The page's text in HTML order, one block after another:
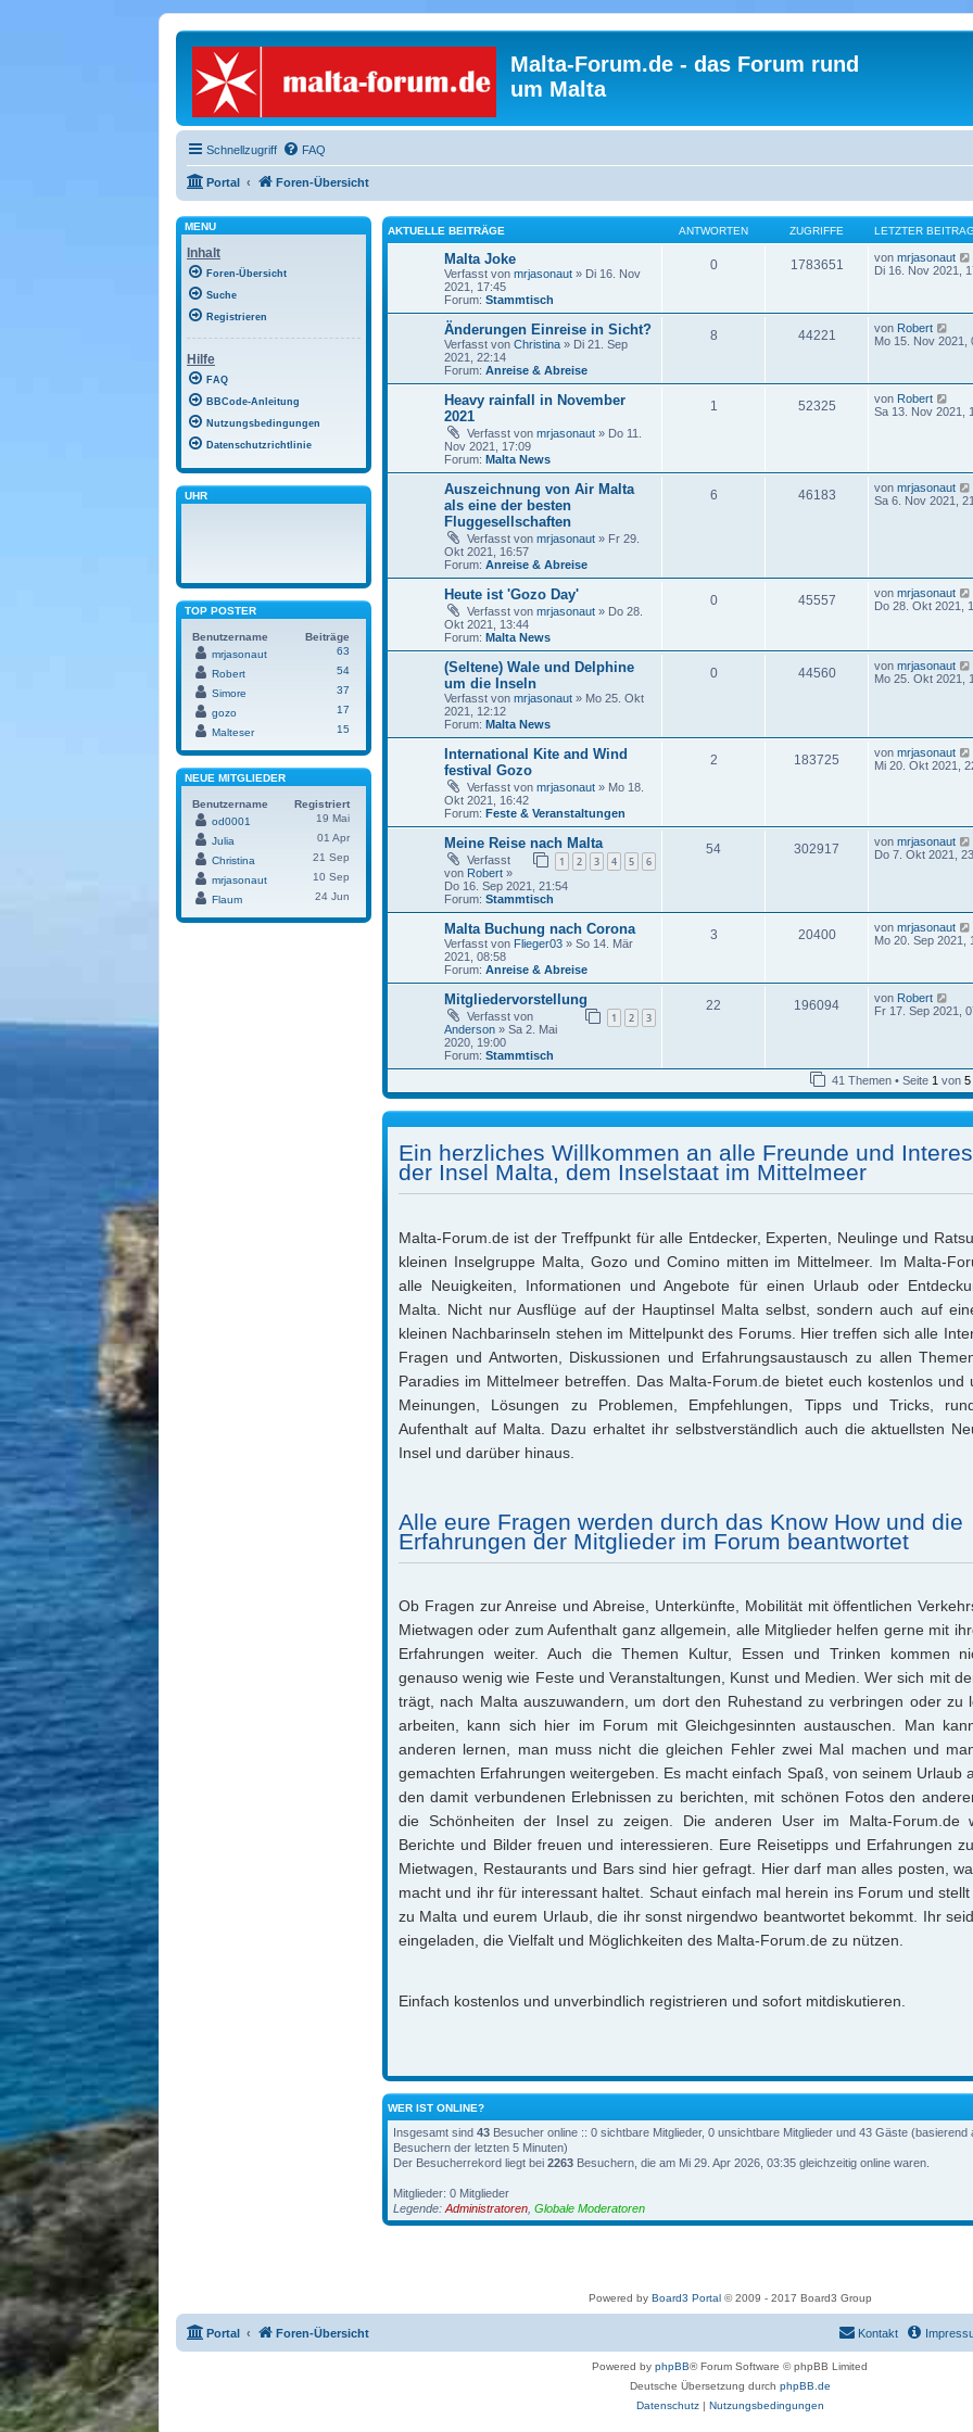
Malta-Forum.de - das Forum rund
um Malta
Schnellzugriff FAQ
Portal Foren-Übersicht
AKTUELLE BEITRÄGE ANTWORTEN ZUGRIFFE LETZTER BEITRAG
Malta Joke
Verfasst von mrjasonaut » Di 16. Nov
2021, 17:45
Forum: Stammtisch
0 1783651 von mrjasonaut
i
Di 16. Nov 2021,
Änderungen Einreise in Sicht?
Verfasst von Christina » Di 21. Sep
2021, 22:14
Forum: Anreise & Abreise
8 44221 von Robert
e
e
r
t
r
a
g
Mo 15. Nov 2021,
Heavy rainfall in November
2021
Verfasst von mrjasonaut » Do 11.
Nov 2021, 17:09
Forum: Malta News
1 52325 von Robert
e
e
r
B
g
Sa 13. Nov 2021,
Auszeichnung von Air Malta
als eine der besten
Fluggesellschaften
Verfasst von mrjasonaut » Fr 29.
Okt 2021, 16:57
Forum: Anreise & Abreise
6 46183 von mrjasonaut
Sa 6. Nov 2021,
Heute ist 'Gozo Day'
Verfasst von mrjasonaut » Do 28.
Okt 2021, 13:44
Forum: Malta News
0 45557 von mrjasonaut
Do 28. Okt 2021,
(Seltene) Wale und Delphine
um die Inseln
Verfasst von mrjasonaut » Mo 25. Okt
2021, 12:12
Forum: Malta News
0 44560 von mrjasonaut
Mo 25. Okt 2021,
International Kite and Wind
festival Gozo
Verfasst von mrjasonaut » Mo 18.
Okt 2021, 16:42
Forum: Feste & Veranstaltungen
2 183725 von mrjasonaut
Mi 20. Okt 2021,
Meine Reise nach Malta
1 2 3 4 5 6
Verfasst
von Robert »
Do 16. Sep 2021, 21:54
Forum: Stammtisch
54 302917 von mrjasonaut
Do 7. Okt 2021,
Malta Buchung nach Corona
Verfasst von Flieger03 » So 14. Mär
2021, 08:58
Forum: Anreise & Abreise
3 20400 von mrjasonaut
Mo 20. Sep 2021,
Mitgliedervorstellung
1 2 3
Verfasst von
Anderson » Sa 2. Mai
2020, 19:00
Forum: Stammtisch
22 196094 von Robert
e
r
B
e
i
r
Fr 17. Sep 2021,
41 Themen • Seite 1 von 5
Ein herzliches Willkommen an alle Freunde und
der Insel Malta, dem Inselstaat im Mittelmeer
Malta-Forum.de ist der Treffpunkt für alle Entdecker, Experten, Neulinge und
kleinen Inselgruppe Malta, Gozo und Comino mitten im Mittelmeer. Im Malta-
alle Neuigkeiten, Informationen und Angebote für einen Urlaub oder
Malta. Nicht nur Ausflüge auf der Hauptinsel Malta selbst, sondern auch auf
kleinen Nachbarinseln stehen im Mittelpunkt des Forums. Hier treffen sich alle
Fragen und Antworten, Diskussionen und Erfahrungsaustausch zu allen
Paradies im Mittelmeer betreffen. Das Malta-Forum.de bietet euch kostenlos und
Meinungen, Lösungen zu Problemen, Empfehlungen, Tipps und Tricks,
Aufenthalt auf Malta. Dazu erhaltet ihr selbstverständlich auch die aktuellsten
Insel und darüber hinaus.
Alle eure Fragen werden durch das Know How und die
Erfahrungen der Mitglieder im Forum beantwortet
Ob Fragen zur Anreise und Abreise, Unterkünfte, Mobilität mit öffentlichen
Mietwagen oder zum Aufenthalt ganz allgemein, alle Mitglieder helfen gerne mit
Erfahrungen weiter. Auch die Themen Kultur, Essen und Trinken kommen
genauso wenig wie Feste und Veranstaltungen, Kunst und Medien. Wer sich mit
trägt, nach Malta auszuwandern, um dort den Ruhestand zu verbringen oder zu
arbeiten, kann sich hier im Forum mit Gleichgesinnten austauschen. Man
anderen lernen, man muss nicht die gleichen Fehler zwei Mal machen und
gemachten Erfahrungen weitergeben. Es macht einfach Spaß, von seinem Urlaub
den damit verbundenen Erlebnissen zu berichten, mit schönen Fotos den
die Schönheiten der Insel zu zeigen. Die anderen User im Malta-Forum.de
Berichte und Bilder freuen und interessieren. Eure Reisetipps und Erfahrungen
Mietwagen, Restaurants und Bars sind hier gefragt. Hier darf man alles posten,
macht und ihr für interessant haltet. Schaut einfach mal herein ins Forum und
zu Malta und eurem Urlaub, die ihr sonst nirgendwo beantwortet bekommt. Ihr
eingeladen, die Vielfalt und Möglichkeiten des Malta-Forum.de zu nützen.
Einfach kostenlos und unverbindlich registrieren und sofort mitdiskutieren.
WER IST ONLINE?
Insgesamt sind 43 Besucher online :: 0 sichtbare Mitglieder, 0 unsichtbare Mitglieder und 43 Gäste (basierend
Besuchern der letzten 5 Minuten)
Der Besucherrekord liegt bei 2263 Besuchern, die am Mi 29. Apr 2026, 03:35 gleichzeitig online waren.
Mitglieder: 0 Mitglieder
Legende: Administratoren Globale Moderatoren
MENÜ
Inhalt
Foren-Übersicht
Suche
Registrieren
Hilfe
FAQ
BBCode-Anleitung
Nutzungsbedingungen
Datenschutzrichtlinie
UHR
TOP POSTER
Benutzername
Beiträge
mrjasonaut
63
Robert
54
Simore
37
gozo
17
Malteser
15
NEUE MITGLIEDER
Benutzername
Registriert
od0001
19 Mai
Julia
01 Apr
Christina
21 Sep
mrjasonaut
10 Sep
Flaum
24 Jun
Powered by Board3 Portal© 2009 - 2017 Board3 Group
Portal Foren-Übersicht Kontakt
Powered by phpBB® Forum Software © phpBB Limited
Deutsche Übersetzung durch phpBB.de
Datenschutz | Nutzungsbedingungen